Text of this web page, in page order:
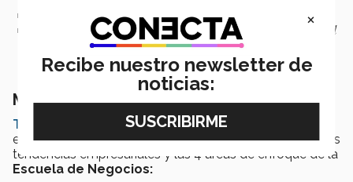
Fernando Espinosa, CEO de Arena Analytics
Francisco Luna, Country Manager de México en Worldpanel
Más Tec Business Summit en el futuro
Tec Business Summitserá un evento anual y en cada
edición se hablará de un nuevo tema de acuerdo con las
tendencias empresariales y las 4 áreas de enfoque de la
Escuela de Negocios:
×
Recibe nuestro newsletter de
noticias: